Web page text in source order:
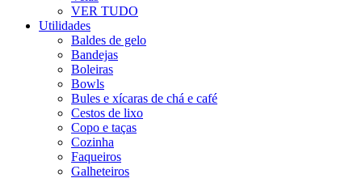
VER TUDO
Utilidades
Baldes de gelo
Bandejas
Boleiras
Bowls
Bules e xícaras de chá e café
Cestos de lixo
Copo e taças
Cozinha
Faqueiros
Galheteiros